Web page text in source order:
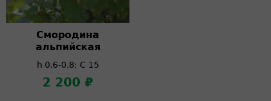
Смородина
альпийская
h 0,6-0,8; C 15
2 200 ₽